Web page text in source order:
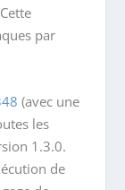
par
(avec une
les
1.3.0.
de